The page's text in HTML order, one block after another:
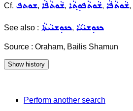
Cf. ܫܘܬܦ, ܫܵܘܬܵܦܵܐ, ܫܵܘܬܵܦܘܼܬ݂ܵܐ, ܫܵܘܬܵܦܵܐ,
See also : ܟܢܘܼܫܝܵܝܬܵܐ, ܟܢܘܼܫܝܵܝܵܐ
Source : Oraham, Bailis Shamun
Perform another search